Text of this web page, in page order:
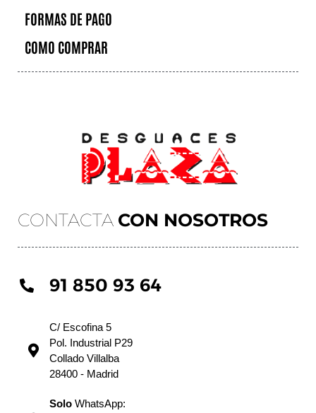
CONTACTA CON NOSOTROS
91 850 93 64
C/ Escofina 5
Pol. Industrial P29
Collado Villalba
28400 - Madrid
Solo WhatsApp:
FORMAS DE PAGO
COMO COMPRAR